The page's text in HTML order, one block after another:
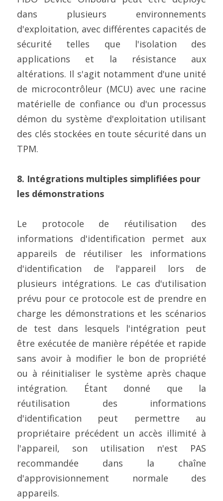
dans plusieurs environnements
d'exploitation, avec différentes capacités de
sécurité telles que l'isolation des
applications et la résistance aux
altérations. Il s'agit notamment d'une unité
de microcontrôleur (MCU) avec une racine
matérielle de confiance ou d'un processus
démon du système d'exploitation utilisant
des clés stockées en toute sécurité dans un
TPM.
8. Intégrations multiples simplifiées pour
les démonstrations
Le protocole de réutilisation des
informations d'identification permet aux
appareils de réutiliser les informations
d'identification de l'appareil lors de
plusieurs intégrations. Le cas d'utilisation
prévu pour ce protocole est de prendre en
charge les démonstrations et les scénarios
de test dans lesquels l'intégration peut
être exécutée de manière répétée et rapide
sans avoir à modifier le bon de propriété
ou à réinitialiser le système après chaque
intégration. Étant donné que la
réutilisation des informations
d'identification peut permettre au
propriétaire précédent un accès illimité à
l'appareil, son utilisation n'est PAS
recommandée dans la chaîne
d'approvisionnement normale des
appareils.